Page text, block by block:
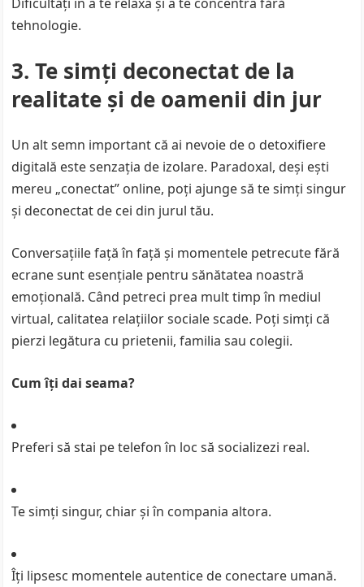
tehnologie.
3. Te simți deconectat de la
realitate și de oamenii din jur
Un alt semn important că ai nevoie de o detoxifiere
digitală este senzația de izolare. Paradoxal, deși ești
mereu „conectat” online, poți ajunge să te simți singur
și deconectat de cei din jurul tău.
Conversațiile față în față și momentele petrecute fără
ecrane sunt esențiale pentru sănătatea noastră
emoțională. Când petreci prea mult timp în mediul
virtual, calitatea relațiilor sociale scade. Poți simți că
pierzi legătura cu prietenii, familia sau colegii.
Cum îți dai seama?
Preferi să stai pe telefon în loc să socializezi real.
Te simți singur, chiar și în compania altora.
Îți lipsesc momentele autentice de conectare umană.